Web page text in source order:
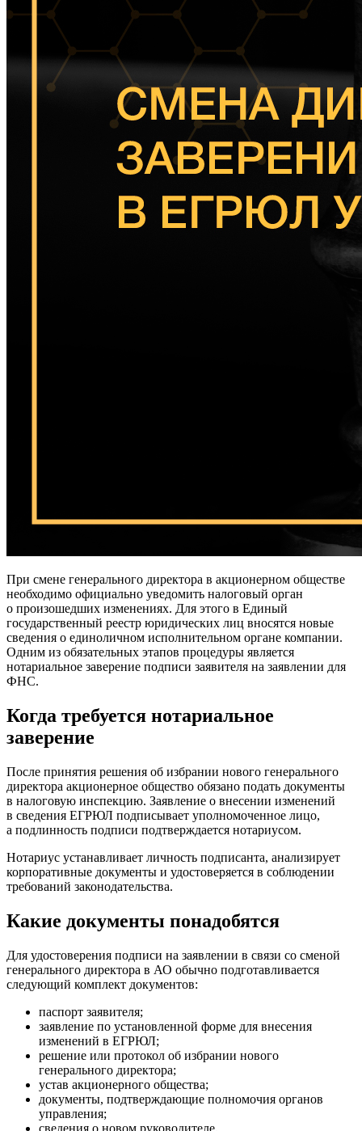
При смене генерального директора в акционерном обществе
необходимо официально уведомить налоговый орган
о произошедших изменениях. Для этого в Единый
государственный реестр юридических лиц вносятся новые
сведения о единоличном исполнительном органе компании.
Одним из обязательных этапов процедуры является
нотариальное заверение подписи заявителя на заявлении для
ФНС.
Когда требуется нотариальное
заверение
После принятия решения об избрании нового генерального
директора акционерное общество обязано подать документы
в налоговую инспекцию. Заявление о внесении изменений
в сведения ЕГРЮЛ подписывает уполномоченное лицо,
а подлинность подписи подтверждается нотариусом.
Нотариус устанавливает личность подписанта, анализирует
корпоративные документы и удостоверяется в соблюдении
требований законодательства.
Какие документы понадобятся
Для удостоверения подписи на заявлении в связи со сменой
генерального директора в АО обычно подготавливается
следующий комплект документов:
паспорт заявителя;
заявление по установленной форме для внесения
изменений в ЕГРЮЛ;
решение или протокол об избрании нового
генерального директора;
устав акционерного общества;
документы, подтверждающие полномочия органов
управления;
сведения о новом руководителе.